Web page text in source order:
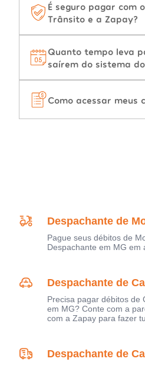
É seguro pagar com
Trânsito e a Zapay?
Quanto tempo leva
saírem do sistema do
Como acessar meus
Despachante de
Pague seus débitos de
Despachante em MG em
Despachante de
Precisa pagar débitos de
em MG? Conte com a
com a Zapay para fazer
Despachante de